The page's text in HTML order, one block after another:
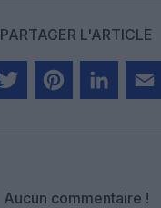
PARTAGER L'ARTICLE
Aucun commentaire !